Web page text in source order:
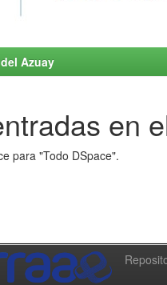
Azuay
en
para "Todo DSpace".